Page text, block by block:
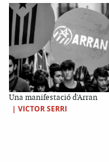
Una manifestació d'Arran
| VICTOR SERRI